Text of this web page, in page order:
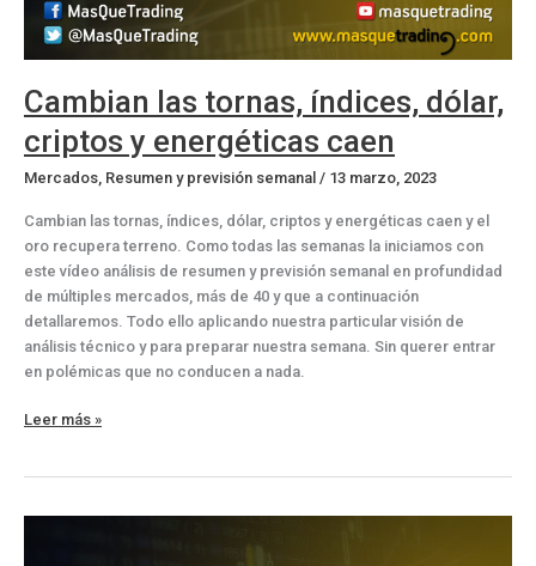
Cambian las tornas, índices, dólar,
criptos y energéticas caen
Mercados, Resumen y previsión semanal / 13 marzo, 2023
Cambian las tornas, índices, dólar, criptos y energéticas caen y el
oro recupera terreno. Como todas las semanas la iniciamos con
este vídeo análisis de resumen y previsión semanal en profundidad
de múltiples mercados, más de 40 y que a continuación
detallaremos. Todo ello aplicando nuestra particular visión de
análisis técnico y para preparar nuestra semana. Sin querer entrar
en polémicas que no conducen a nada.
Cambian
dólar,
Leer más »